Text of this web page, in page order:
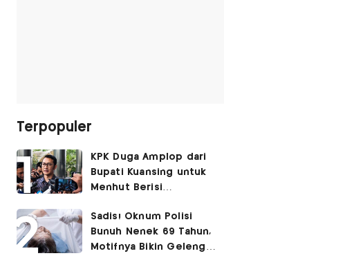
Terpopuler
KPK Duga Amplop dari
Bupati Kuansing untuk
Menhut Berisi
Pengembaliannya
Belum Utuh
Sadis! Oknum Polisi
Bunuh Nenek 69 Tahun,
Motifnya Bikin Geleng